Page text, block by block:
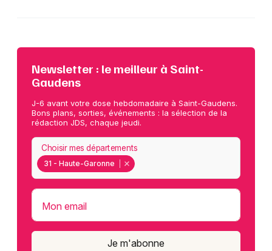
Newsletter : le meilleur à Saint-
Gaudens
J-6 avant votre dose hebdomadaire à Saint-Gaudens.
Bons plans, sorties, événements : la sélection de la
rédaction JDS, chaque jeudi.
31 - Haute-Garonne
Choisir mes départements
Mon email
Je m'abonne